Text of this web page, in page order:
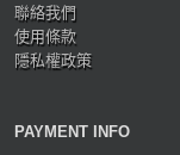
聯絡我們
使用條款
隱私權政策
PAYMENT INFO